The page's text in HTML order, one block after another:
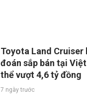
Toyota Land Cruiser
đoán sắp bán tại
thể vượt 4,6 tỷ đồng
7 ngày trước